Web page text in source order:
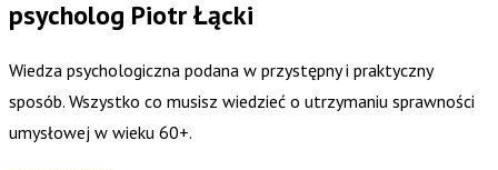
psycholog Piotr Łącki
Wiedza psychologiczna podana w przystępny i praktyczny
sposób. Wszystko co musisz wiedzieć o utrzymaniu sprawności
umysłowej w wieku 60+.